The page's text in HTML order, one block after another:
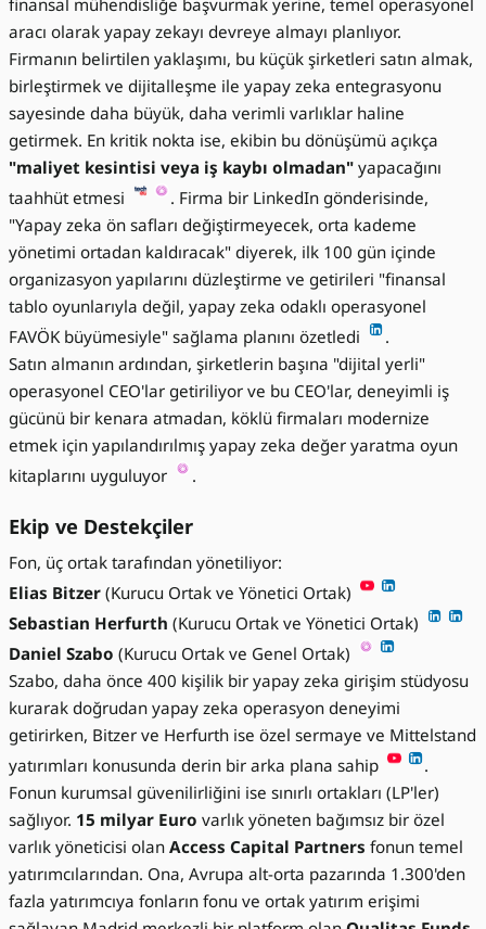
finansal mühendisliğe başvurmak yerine, temel operasyonel
aracı olarak yapay zekayı devreye almayı planlıyor.
Firmanın belirtilen yaklaşımı, bu küçük şirketleri satın almak,
birleştirmek ve dijitalleşme ile yapay zeka entegrasyonu
sayesinde daha büyük, daha verimli varlıklar haline
getirmek. En kritik nokta ise, ekibin bu dönüşümü açıkça
"maliyet kesintisi veya iş kaybı olmadan" yapacağını
taahhüt etmesi
. Firma bir LinkedIn gönderisinde,
"Yapay zeka ön safları değiştirmeyecek, orta kademe
yönetimi ortadan kaldıracak" diyerek, ilk 100 gün içinde
organizasyon yapılarını düzleştirme ve getirileri "finansal
tablo oyunlarıyla değil, yapay zeka odaklı operasyonel
FAVÖK büyümesiyle" sağlama planını özetledi
.
Satın almanın ardından, şirketlerin başına "dijital yerli"
operasyonel CEO'lar getiriliyor ve bu CEO'lar, deneyimli iş
gücünü bir kenara atmadan, köklü firmaları modernize
etmek için yapılandırılmış yapay zeka değer yaratma oyun
kitaplarını uyguluyor
.
Ekip ve Destekçiler
Fon, üç ortak tarafından yönetiliyor:
Elias Bitzer (Kurucu Ortak ve Yönetici Ortak)
Sebastian Herfurth (Kurucu Ortak ve Yönetici Ortak)
Daniel Szabo (Kurucu Ortak ve Genel Ortak)
Szabo, daha önce 400 kişilik bir yapay zeka girişim stüdyosu
kurarak doğrudan yapay zeka operasyon deneyimi
getirirken, Bitzer ve Herfurth ise özel sermaye ve Mittelstand
yatırımları konusunda derin bir arka plana sahip
.
Fonun kurumsal güvenilirliğini ise sınırlı ortakları (LP'ler)
sağlıyor. 15 milyar Euro varlık yöneten bağımsız bir özel
varlık yöneticisi olan Access Capital Partners fonun temel
yatırımcılarından. Ona, Avrupa alt-orta pazarında 1.300'den
fazla yatırımcıya fonların fonu ve ortak yatırım erişimi